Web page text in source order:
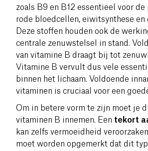
zoals B9 en B12 essentieel voor de
rode bloedcellen, eiwitsynthese en
Deze stoffen houden ook de
centrale zenuwstelsel in stand.
van vitamine B draagt bij tot
Vitamine B vervult dus vele
binnen het lichaam. Voldoende
vitaminen is cruciaal voor een
Om in betere vorm te zijn moet je
vitaminen B innemen. Een tekort
kan zelfs vermoeidheid
moet worden opgemerkt dat dit